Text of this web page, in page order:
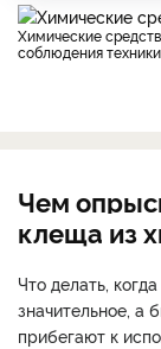
Химические средства борьбы с клещом эффективны, но требуют
соблюдения
Чем
клеща из
Что делать,
значительное, а
прибегают к